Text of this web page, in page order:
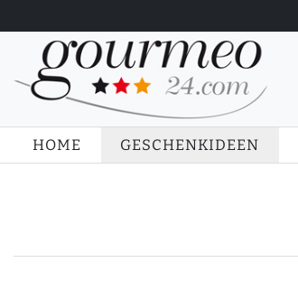
HOME GESCHENKIDEEN